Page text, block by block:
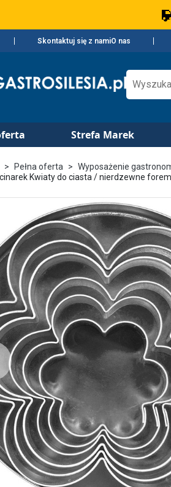
Skontaktuj się z namiO nas
Strefa Marek
Pełna oferta Wyposażenie
Kwiaty do ciasta / nierdzewne